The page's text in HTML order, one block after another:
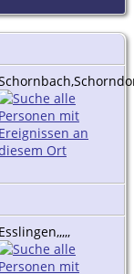
Esslingen,,,,,